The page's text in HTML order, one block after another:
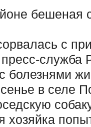
бешеная
с
служба
болезнями
в селе
хозяйка